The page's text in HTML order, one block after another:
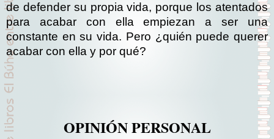
de defender su propia vida, porque los atentados
para acabar con ella empiezan a ser una
constante en su vida. Pero ¿quién puede querer
acabar con ella y por qué?
OPINIÓN PERSONAL